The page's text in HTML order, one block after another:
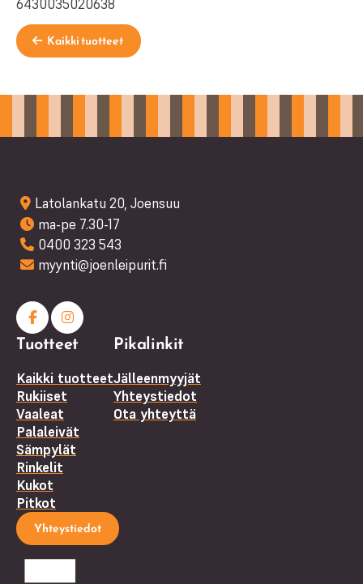
6430035020638
Kaikki tuotteet
Latolankatu 20, Joensuu
ma-pe 7.30-17
0400 323 543
myynti@joenleipurit.fi
Facebook
(F)
Instagram
Tuotteet
Kaikki tuotteet
Rukiiset
Vaaleat
Palaleivät
Sämpylät
Rinkelit
Kukot
Pitkot
Pikalinkit
Jälleenmyyjät
Yhteystiedot
Ota yhteyttä
Yhteystiedot